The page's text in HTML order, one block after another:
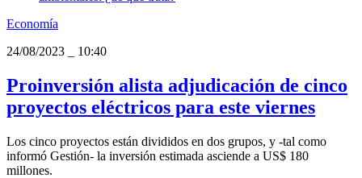
Economía
24/08/2023
10:40
Proinversión alista adjudicación de cinco
proyectos eléctricos para este viernes
Los cinco proyectos están divididos en dos grupos, y -tal como
informó Gestión- la inversión estimada asciende a US$ 180
millones.